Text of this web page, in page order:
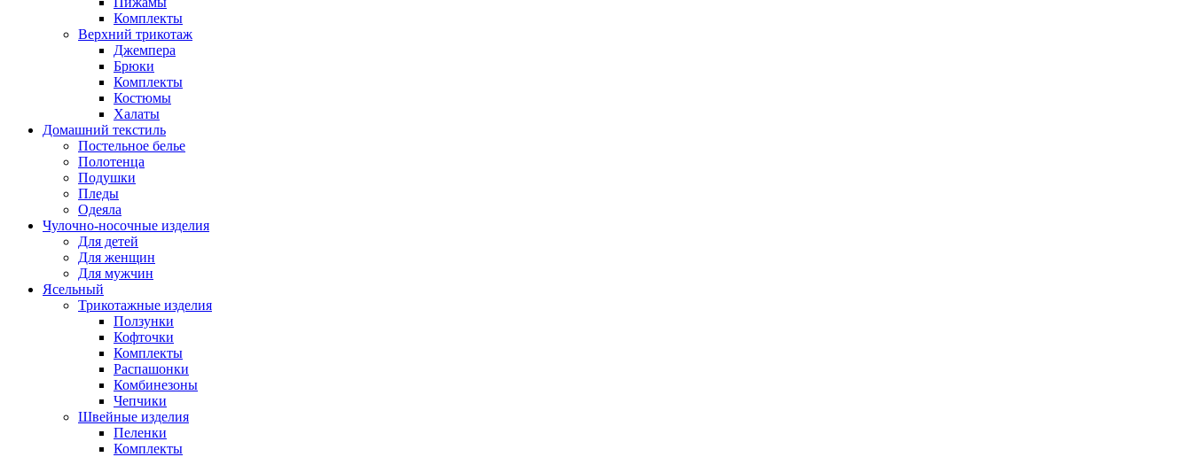
Комплекты
Верхний трикотаж
Джемпера
Брюки
Комплекты
Костюмы
Халаты
Домашний текстиль
Постельное белье
Полотенца
Подушки
Пледы
Одеяла
Чулочно-носочные изделия
Для детей
Для женщин
Для мужчин
Ясельный
Трикотажные изделия
Ползунки
Кофточки
Комплекты
Распашонки
Комбинезоны
Чепчики
Швейные изделия
Пеленки
Комплекты